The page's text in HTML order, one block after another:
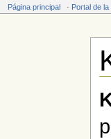
Página principal · Portal de